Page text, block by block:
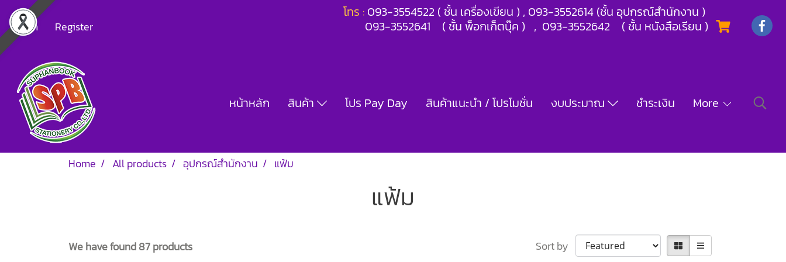
Login Register
โทร : 093-3554522 ( ชั้น เครื่องเขียน ) , 093-3552614 (ชั้น อุปกรณ์สำนักงาน )
093-3552641 ( ชั้น พ็อกเก็ตบุ๊ค ) , 093-3552642 ( ชั้น หนังสือเรียน )
หน้าหลัก สินค้า โปร Pay Day สินค้าแนะนำ / โปรโมชั่น งบประมาณ ชำระเงิน More
Home All products อุปกรณ์สำนักงาน แฟ้ม
แฟ้ม
We have found 87 products Sort by